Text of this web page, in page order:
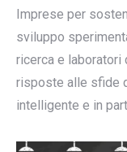
Imprese per
sviluppo
ricerca e laboratori
risposte alle sfide
intelligente e in